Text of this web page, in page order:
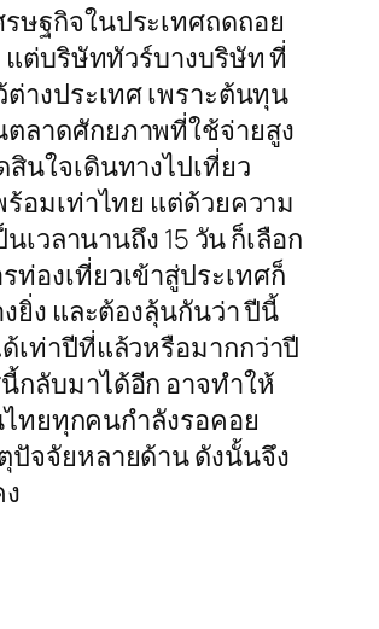
ษฐกิจในประเทศถดถอย
แต่บริษัททัวร์บางบริษัท ที่
างประเทศ เพราะต้นทุน
ลาดศักยภาพที่ใช้จ่ายสูง
นใจเดินทางไปเที่ยว
อมเท่าไทย แต่ด้วยความ
วลานานถึง 15 วัน ก็เลือก
องเที่ยวเข้าสู่ประเทศก็
ยิ่ง และต้องลุ้นกันว่า ปีนี้
เท่าปีที่แล้วหรือมากกว่าปี
กลับมาได้อีก อาจทำให้
ไทยทุกคนกำลังรอคอย
ปัจจัยหลายด้าน ดังนั้นจึง